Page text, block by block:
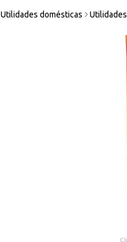
Utilidades domésticas